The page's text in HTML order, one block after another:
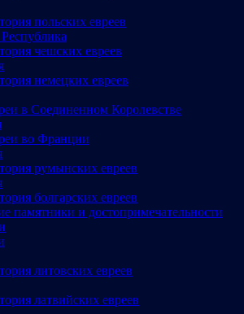
польских евреев
чешских евреев
немецких евреев
в Соединенном Королевстве
во Франции
румынских евреев
болгарских евреев
памятники и достопримечательности
литовских евреев
латвийских евреев